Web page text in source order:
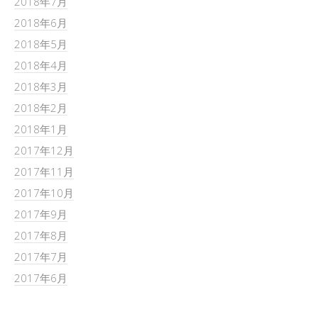
2018年6月
2018年5月
2018年4月
2018年3月
2018年2月
2018年1月
2017年12月
2017年11月
2017年10月
2017年9月
2017年8月
2017年7月
2017年6月